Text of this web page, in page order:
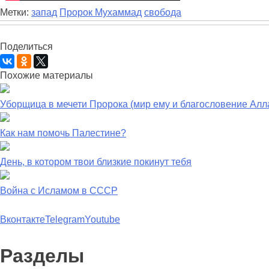
Метки: запад Пророк Мухаммад свобода
Поделиться
Похожие материалы
Уборщица в мечети Пророка (мир ему и благословение
Как нам помочь Палестине?
День, в котором твои близкие покинут тебя
Война с Исламом в СССР
ВконтактеTelegramYoutube
Разделы